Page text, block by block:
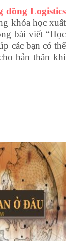
đồng Logistics
khóa học xuất
bài viết “Học
các bạn có thể
bản thân khi